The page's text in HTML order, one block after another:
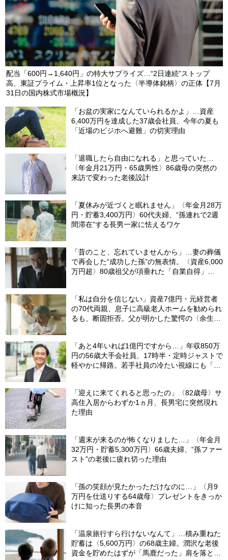
配当「600円→1,640円」の特大サプライズ…“2日連続”ストップ
高、東証プライム・上昇率1位となった〈半導体銘柄〉の正体【7月
31日の国内株式市場概況】
「お盆の実家になんていられるかよ」…資産
6,400万円を達成した37歳会社員、今年の夏も
「近場のビジホへ避難」の切実理由
「退職したら自由になれる」と思っていた…
〈年金月21万円・65歳男性〉86歳母の突然の
来訪で変わった老後設計
「夏休みが近づくと眠れません」〈年金月28万
円・貯蓄3,400万円〉60代夫婦、“孫連れで2週
間滞在”する長男一家に怯えるワケ
「昔のこと、忘れていませんから」…妻の葬儀
で再会した“成功した孫”の無表情。〈資産6,000
万円超〉80歳祖父が項垂れた「自業自得」
「私は自分を信じない」資産7億円・元経営者
の70代両親、息子に高級老人ホームを勧められ
るも、断固拒否。父が明かした驚愕の〈余生計
「あと4年いれば1億円ですから…」年収850万
円の56歳大手会社員、17時半・定時ジャストで
軽やかに帰路。若手社員の冷たい視線にも「だ
「迎えに来てくれると思ったの」〈82歳母〉サ
高住入居からわずか1ヵ月、長男宅に突然現れ
た理由
「週末が来るのが怖くなりました…」〈年金月
32万円・貯蓄5,300万円〉66歳夫婦、“孫ファー
スト”の老後に疲れ切った理由
「孫の笑顔が見たかっただけなのに…」〈月9
万円を仕送りする64歳母〉プレゼントをきっか
けに知った長男の本音
「温泉旅行すら行けないなんて」…積み重ねた
貯蓄は〈5,600万円〉の68歳主婦。潤沢な老後
資金を貯めたはずが「馬鹿だった」肩を落とす